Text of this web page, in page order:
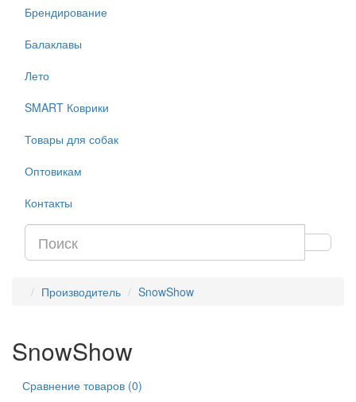
Брендирование
Балаклавы
Лето
SMART Коврики
Товары для собак
Оптовикам
Контакты
Производитель SnowShow
SnowShow
Сравнение товаров (0)